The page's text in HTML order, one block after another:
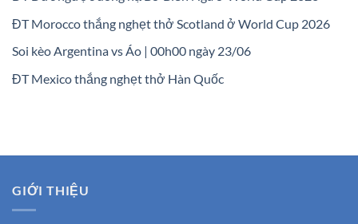
ĐT Morocco thắng nghẹt thở Scotland ở World Cup 2026
Soi kèo Argentina vs Áo | 00h00 ngày 23/06
ĐT Mexico thắng nghẹt thở Hàn Quốc
GIỚI THIỆU